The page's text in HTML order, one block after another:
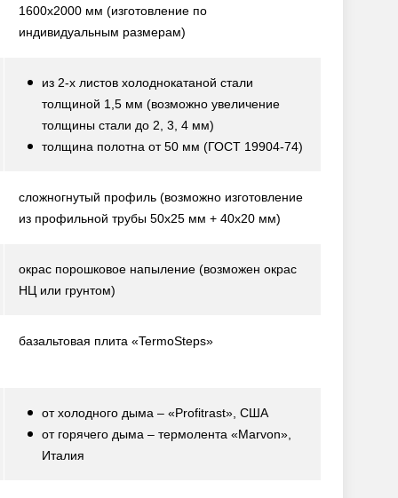
1600х2000 мм (изготовление по
индивидуальным размерам)
из 2-х листов холоднокатаной стали
толщиной 1,5 мм (возможно увеличение
толщины стали до 2, 3, 4 мм)
толщина полотна от 50 мм (ГОСТ 19904-74)
сложногнутый профиль (возможно изготовление
из профильной трубы 50х25 мм + 40х20 мм)
окрас порошковое напыление (возможен окрас
НЦ или грунтом)
базальтовая плита «TermoSteps»
от холодного дыма – «Profitrast», США
от горячего дыма – термолента «Marvon»,
Италия